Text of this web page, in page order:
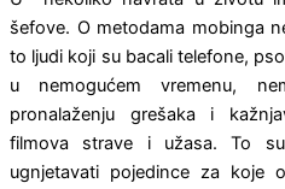
šefove. O metodama mobinga
to ljudi koji su bacali telefone,
u nemogućem vremenu,
pronalaženju grešaka i
filmova strave i užasa. To
ugnjetavati pojedince za koje